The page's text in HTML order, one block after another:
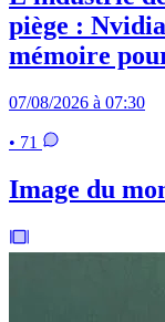
piège :
mémoire
07/08/2026 à 07:30
• 71
Image du